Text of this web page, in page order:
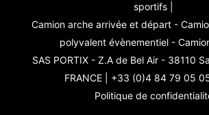
sportifs |
Camion arche arrivée et départ -
polyvalent évènementiel -
SAS PORTIX - Z.A de Bel Air - 38110
FRANCE | +33 (0)4 84 79 05
Politique de